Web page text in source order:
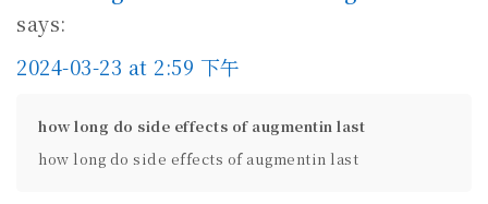
says:
2024-03-23 at 2:59 下午
how long do side effects of augmentin last
how long do side effects of augmentin last